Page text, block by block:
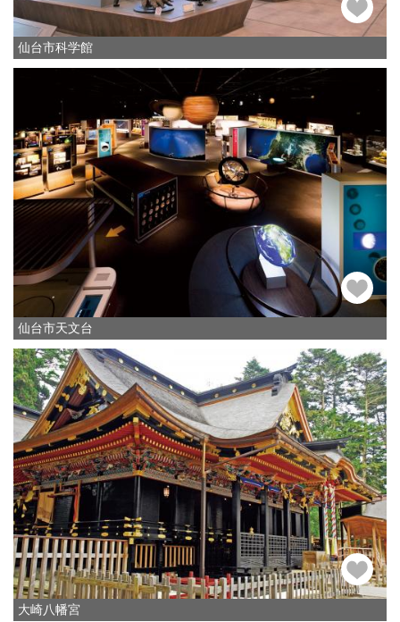
仙台市科学館
仙台市天文台
大崎八幡宮